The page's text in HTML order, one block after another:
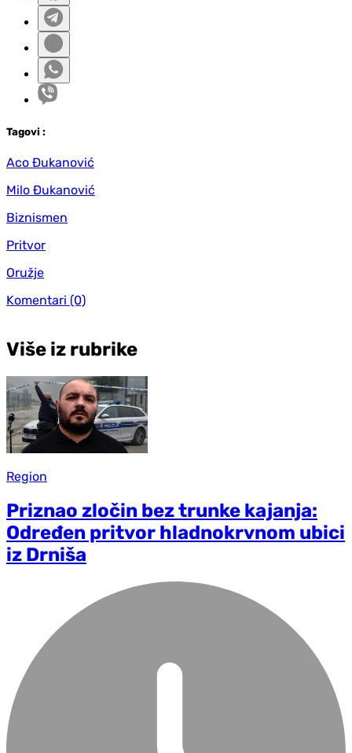
Tagovi :
Aco Đukanović
Milo Đukanović
Biznismen
Pritvor
Oružje
Komentari (0)
Više iz rubrike
Region
Priznao zločin bez trunke kajanja:
Određen pritvor hladnokrvnom ubici
iz Drniša